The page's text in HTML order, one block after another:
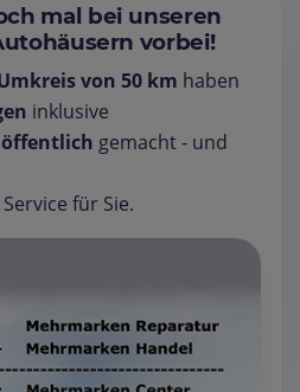
mal bei unseren
vorbei!
von 50 km haben
inklusive
gemacht - und
für Sie.